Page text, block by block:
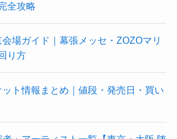
全攻略
場ガイド｜幕張メッセ・ZOZOマリ
り方
ト情報まとめ｜値段・発売日・買い